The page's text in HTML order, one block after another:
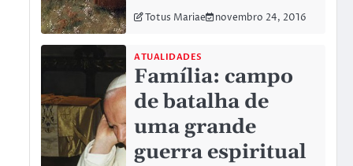
Totus Mariae novembro 24, 2016
ATUALIDADES
Família: campo
de batalha de
uma grande
guerra espiritual